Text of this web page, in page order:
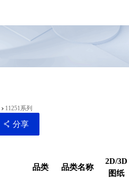
11251系列
分享
品类 品类名称
2D/3D
图纸